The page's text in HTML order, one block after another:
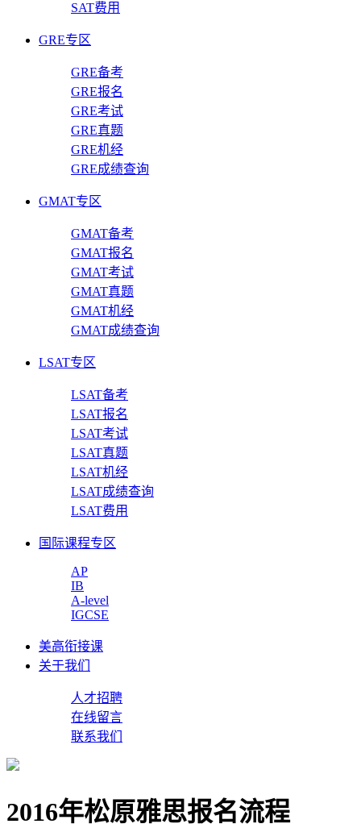
SAT费用
GRE专区
GRE备考
GRE报名
GRE考试
GRE真题
GRE机经
GRE成绩查询
GMAT专区
GMAT备考
GMAT报名
GMAT考试
GMAT真题
GMAT机经
GMAT成绩查询
LSAT专区
LSAT备考
LSAT报名
LSAT考试
LSAT真题
LSAT机经
LSAT成绩查询
LSAT费用
国际课程专区
AP
IB
A-level
IGCSE
美高衔接课
关于我们
人才招聘
在线留言
联系我们
2016年松原雅思报名流程